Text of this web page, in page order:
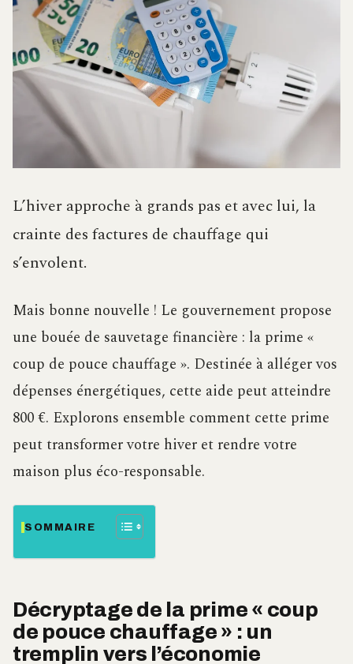
L’hiver approche à grands pas et avec lui, la
crainte des factures de chauffage qui
s’envolent.
Mais bonne nouvelle ! Le gouvernement propose
une bouée de sauvetage financière : la prime «
coup de pouce chauffage ». Destinée à alléger vos
dépenses énergétiques, cette aide peut atteindre
800 €. Explorons ensemble comment cette prime
peut transformer votre hiver et rendre votre
maison plus éco-responsable.
SOMMAIRE
Décryptage de la prime « coup
de pouce chauffage » : un
tremplin vers l’économie